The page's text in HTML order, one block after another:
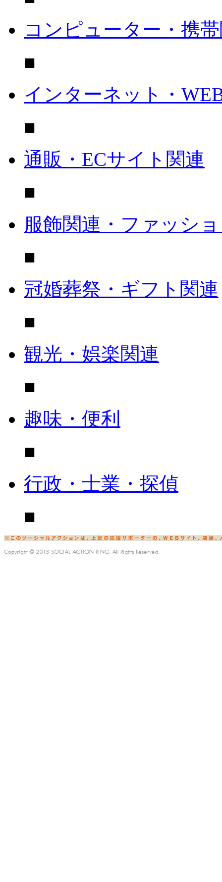
コンピューター・携
■
インターネット・
■
通販・ECサイト関連
■
服飾関連・ファッシ
■
冠婚葬祭・ギフト関連
■
観光・娯楽関連
■
趣味・便利
■
行政・士業・探偵
■